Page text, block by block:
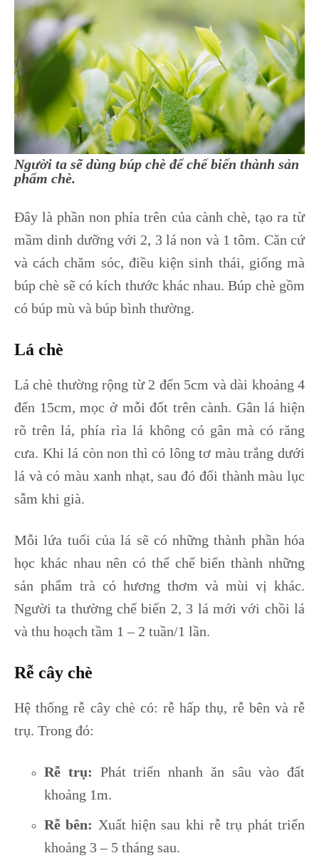
Người ta sẽ dùng búp chè để chế biến thành sản
phẩm chè.
Đây là phần non phía trên của cành chè, tạo ra từ
mầm dinh dưỡng với 2, 3 lá non và 1 tôm. Căn cứ
và cách chăm sóc, điều kiện sinh thái, giống mà
búp chè sẽ có kích thước khác nhau. Búp chè gồm
có búp mù và búp bình thường.
Lá chè
Lá chè thường rộng từ 2 đến 5cm và dài khoảng 4
đến 15cm, mọc ở mỗi đốt trên cành. Gân lá hiện
rõ trên lá, phía rìa lá không có gân mà có răng
cưa. Khi lá còn non thì có lông tơ màu trắng dưới
lá và có màu xanh nhạt, sau đó đổi thành màu lục
sẫm khi già.
Mỗi lứa tuổi của lá sẽ có những thành phần hóa
học khác nhau nên có thể chế biến thành những
sản phẩm trà có hương thơm và mùi vị khác.
Người ta thường chế biến 2, 3 lá mới với chồi lá
và thu hoạch tầm 1 – 2 tuần/1 lần.
Rễ cây chè
Hệ thống rễ cây chè có: rễ hấp thụ, rễ bên và rễ
trụ. Trong đó:
Rễ trụ: Phát triển nhanh ăn sâu vào đất
khoảng 1m.
Rễ bên: Xuất hiện sau khi rễ trụ phát triển
khoảng 3 – 5 tháng sau.